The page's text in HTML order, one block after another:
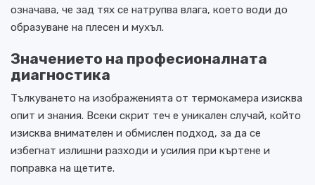
означава, че зад тях се натрупва влага, което води до
образуване на плесен и мухъл.
Значението на професионалната
диагностика
Тълкуването на изображенията от термокамера изисква
опит и знания. Всеки скрит теч е уникален случай, който
изисква внимателен и обмислен подход, за да се
избегнат излишни разходи и усилия при къртене и
поправка на щетите.